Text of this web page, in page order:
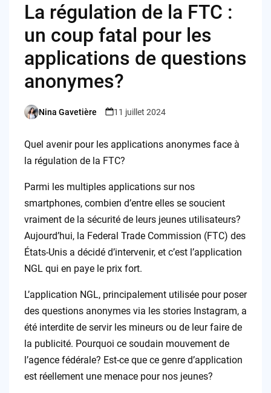
La régulation de la FTC :
un coup fatal pour les
applications de questions
anonymes?
Posted
Nina Gavetière 11 juillet 2024
Quel avenir pour les applications anonymes face à
la régulation de la FTC?
Parmi les multiples applications sur nos
smartphones, combien d’entre elles se soucient
vraiment de la sécurité de leurs jeunes utilisateurs?
Aujourd’hui, la Federal Trade Commission (FTC) des
États-Unis a décidé d’intervenir, et c’est l’application
NGL qui en paye le prix fort.
L’application NGL, principalement utilisée pour poser
des questions anonymes via les stories Instagram, a
été interdite de servir les mineurs ou de leur faire de
la publicité. Pourquoi ce soudain mouvement de
l’agence fédérale? Est-ce que ce genre d’application
est réellement une menace pour nos jeunes?